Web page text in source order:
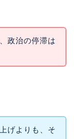
政治の停滞は
げよりも、そ